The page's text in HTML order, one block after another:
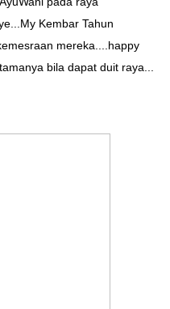
Kembar Tahun
mereka....happy
bila dapat duit raya...